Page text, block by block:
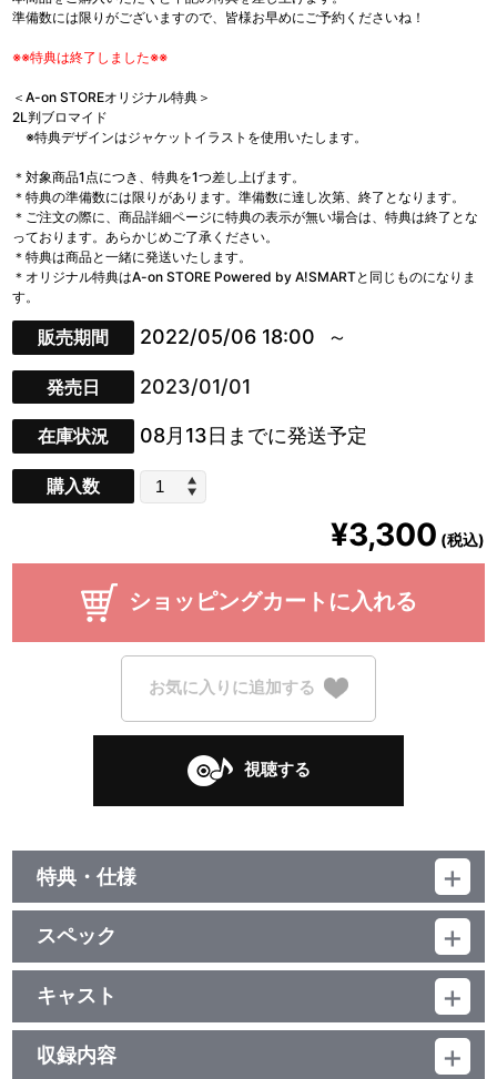
準備数には限りがございますので、皆様お早めにご予約くださいね！
※※特典は終了しました※※
＜A-on STOREオリジナル特典＞
2L判ブロマイド
※特典デザインはジャケットイラストを使用いたします。
＊対象商品1点につき、特典を1つ差し上げます。
＊特典の準備数には限りがあります。準備数に達し次第、終了となります。
＊ご注文の際に、商品詳細ページに特典の表示が無い場合は、特典は終了とな
っております。あらかじめご了承ください。
＊特典は商品と一緒に発送いたします。
＊オリジナル特典はA-on STORE Powered by A!SMARTと同じものになりま
す。
販売期間 2022/05/06 18:00
発売日 2023/01/01
在庫状況 08月13日までに発送予定
購入数
¥3,300 (税込)
ショッピングカートに入れる
お気に入りに追加する
視聴する
特典・仕様
他、仕様
描き下ろしイラストジャケット
スペック
品番：LACA-9926
ジャンル：国内アニメ音楽
アルバム／80分
キャスト
黒澤ダイヤ (CV.小宮有紗) from Aqours
収録内容